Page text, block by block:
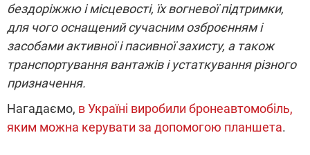
бездоріжжю і місцевості, їх вогневої підтримки,
для чого оснащений сучасним озброєнням і
засобами активної і пасивної захисту, а також
транспортування вантажів і устаткування різного
призначення.
Нагадаємо, в Україні виробили бронеавтомобіль,
яким можна керувати за допомогою планшета.